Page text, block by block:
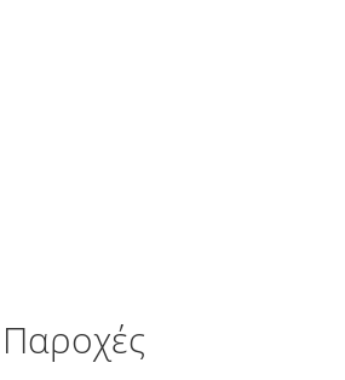
Παροχές